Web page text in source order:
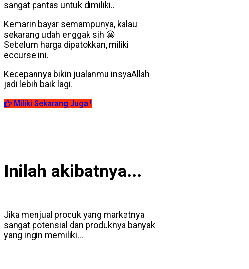
sangat pantas untuk dimiliki..
Kemarin bayar semampunya, kalau
sekarang udah enggak sih 😀
Sebelum harga dipatokkan, miliki
ecourse ini.
Kedepannya bikin jualanmu insyaAllah
jadi lebih baik lagi.
Miliki Sekarang Juga !
Inilah akibatnya...
Jika menjual produk yang marketnya
sangat potensial dan produknya banyak
yang ingin memiliki…